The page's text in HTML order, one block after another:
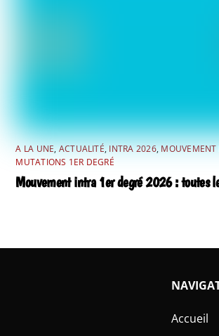
A LA UNE,ACTUALITÉ,INTRA 2026,MOUVEMENT
MUTATIONS 1ER DEGRÉ
Mouvement intra 1er degré 2026 : toutes
Accueil